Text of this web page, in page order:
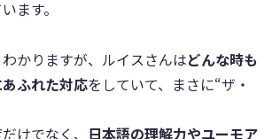
ます。
かりますが、ルイスさんはどんな時も
ふれた対応をしていて、まさに“ザ・
けでなく、 日本語の理解力やユーモア